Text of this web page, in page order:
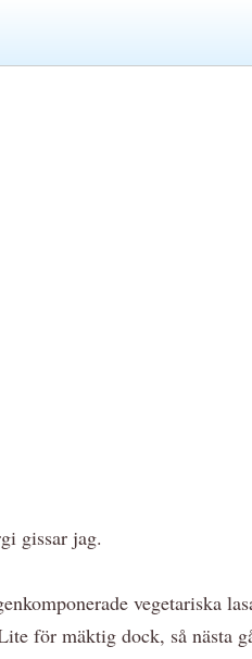
gissar jag.
vegetariska
för mäktig dock, så nästa